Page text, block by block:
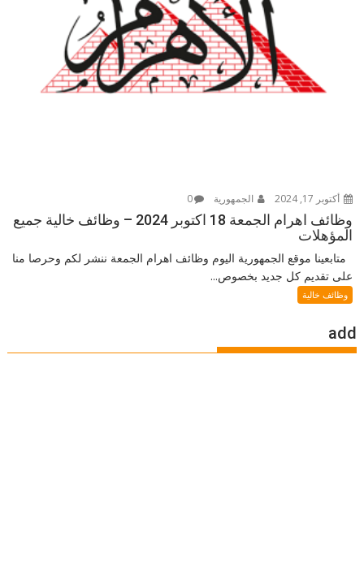
أكتوبر 17, 2024 الجمهورية 0
وظائف اهرام الجمعة 18 اكتوبر 2024 – وظائف خالية جميع
المؤهلات
متابعينا موقع الجمهورية اليوم وظائف اهرام الجمعة ننشر لكم وحرصا منا
على تقديم كل جديد بخصوص...
وظائف خالية
add